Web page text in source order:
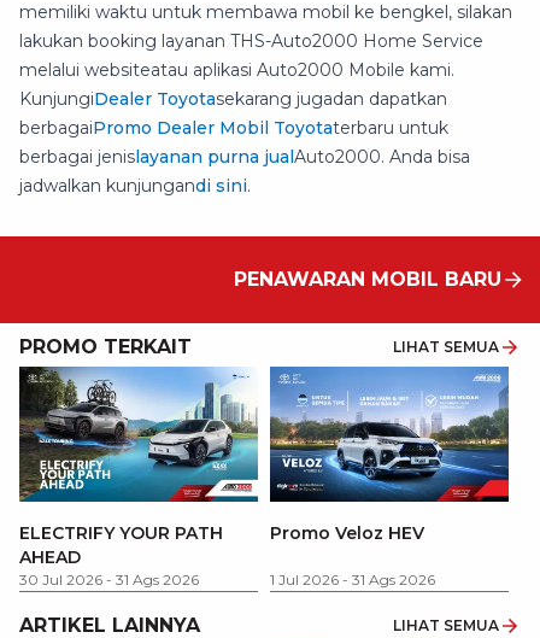
memiliki waktu untuk membawa mobil ke bengkel, silakan
lakukan booking layanan THS-Auto2000 Home Service
melalui websiteatau aplikasi Auto2000 Mobile kami.
KunjungiDealer Toyotasekarang jugadan dapatkan
berbagaiPromo Dealer Mobil Toyotaterbaru untuk
berbagai jenis layanan purna jual Auto2000. Anda bisa
jadwalkan kunjungandi sini.
PENAWARAN MOBIL BARU
PROMO TERKAIT LIHAT SEMUA
ELECTRIFY YOUR PATH
AHEAD
30 Jul 2026 - 31 Ags 2026
Promo Veloz HEV
1 Jul 2026 - 31 Ags 2026
ARTIKEL LAINNYA LIHAT SEMUA